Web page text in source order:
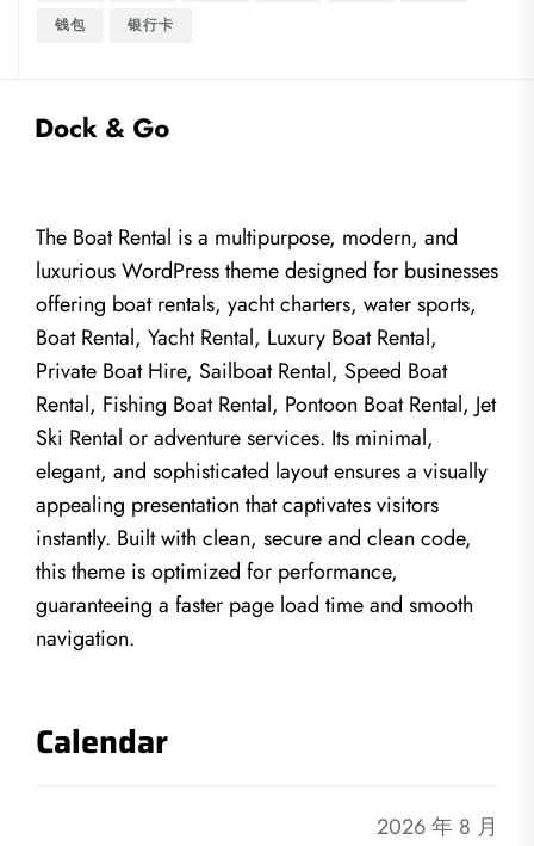
钱包
银行卡
The Boat Rental is a multipurpose, modern, and
luxurious WordPress theme designed for businesses
offering boat rentals, yacht charters, water sports,
Boat Rental, Yacht Rental, Luxury Boat Rental,
Private Boat Hire, Sailboat Rental, Speed Boat
Rental, Fishing Boat Rental, Pontoon Boat Rental, Jet
Ski Rental or adventure services. Its minimal,
elegant, and sophisticated layout ensures a visually
appealing presentation that captivates visitors
instantly. Built with clean, secure and clean code,
this theme is optimized for performance,
guaranteeing a faster page load time and smooth
navigation.
Calendar
2026 年 8 月